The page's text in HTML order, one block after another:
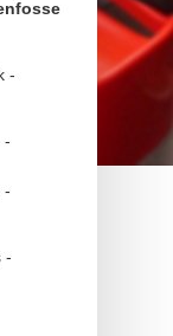
-
-
-
-